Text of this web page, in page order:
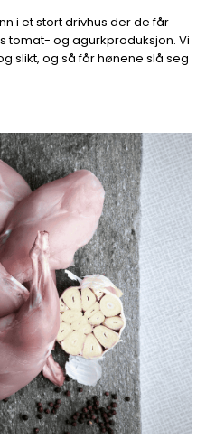
i et stort drivhus der de får
tomat- og agurkproduksjon. Vi
slikt, og så får hønene slå seg